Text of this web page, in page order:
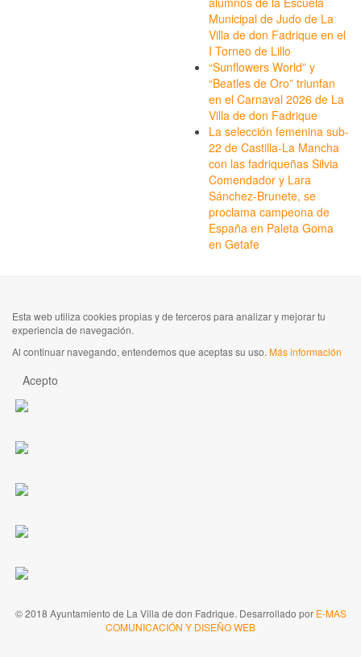
Municipal de Judo de La
Villa de don Fadrique en el
I Torneo de Lillo
“Sunflowers World” y
“Beatles de Oro” triunfan
en el Carnaval 2026 de La
Villa de don Fadrique
La selección femenina sub-
22 de Castilla-La Mancha
con las fadriqueñas Silvia
Comendador y Lara
Sánchez-Brunete, se
proclama campeona de
España en Paleta Goma
en Getafe
Esta web utiliza cookies propias y de terceros para analizar y mejorar tu
experiencia de navegación.
Al continuar navegando, entendemos que aceptas su uso. Más información
Acepto
© 2018 Ayuntamiento de La Villa de don Fadrique. Desarrollado por E-MAS
COMUNICACIÓN Y DISEÑO WEB